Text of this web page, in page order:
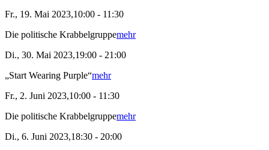
Fr., 19. Mai 2023,10:00 - 11:30
Die politische Krabbelgruppemehr
Di., 30. Mai 2023,19:00 - 21:00
„Start Wearing Purple“mehr
Fr., 2. Juni 2023,10:00 - 11:30
Die politische Krabbelgruppemehr
Di., 6. Juni 2023,18:30 - 20:00